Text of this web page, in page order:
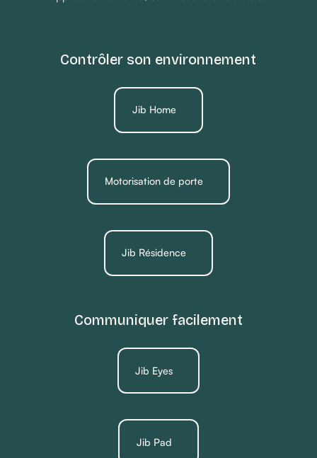
Contrôler son environnement
Jib Home
Motorisation de porte
Jib Résidence
Communiquer facilement
Jib Eyes
Jib Pad